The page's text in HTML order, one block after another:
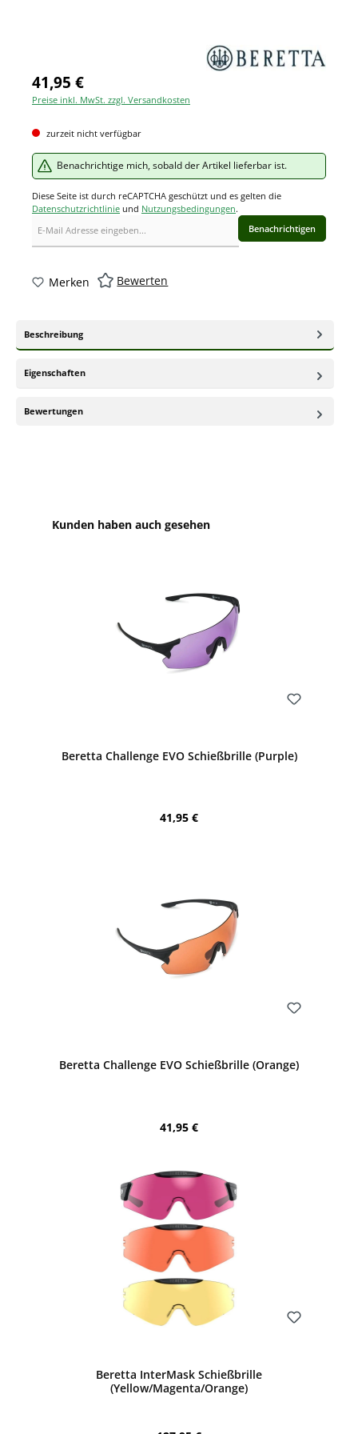
41,95 €
Preise inkl. MwSt. zzgl. Versandkosten
zurzeit nicht verfügbar
Benachrichtige mich, sobald der Artikel lieferbar ist.
Diese Seite ist durch reCAPTCHA geschützt und es gelten die
Datenschutzrichtlinie und Nutzungsbedingungen.
Benachrichtigen
Merken Bewerten
Beschreibung
Eigenschaften
Bewertungen
Produktgalerie überspringen
Kunden haben auch gesehen
Beretta Challenge EVO Schießbrille (Purple)
Regulärer Preis:
41,95 €
Beretta Challenge EVO Schießbrille (Orange)
Regulärer Preis:
41,95 €
Beretta InterMask Schießbrille
(Yellow/Magenta/Orange)